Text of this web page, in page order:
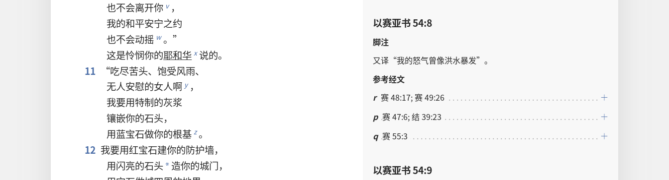
也不会离开你 v ，
我的和平安宁之约
也不会动摇 w 。”
这是怜悯你的耶和华 x 说的。
11
“吃尽苦头、 饱受风雨、
无人安慰的女人啊 y ，
我要用特制的灰浆
镶嵌你的石头，
用蓝宝石做你的根基 z 。
12 我要用红宝石建你的防护墙，
用闪亮的石头* 造你的城门，
以赛亚书 54:8
脚注
又译 “我的怒气曾像洪水暴发”。
参考经文
r 赛 48:17; 赛 49:26
p 赛 47:6; 结 39:23
q 赛 55:3
以赛亚书 54:9